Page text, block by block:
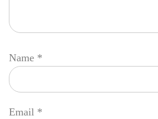
Name *
Email *